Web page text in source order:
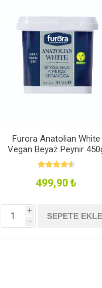
Furora Anatolian White
Vegan Beyaz Peynir
499,90 ₺
i
h
SEPETE EKLE